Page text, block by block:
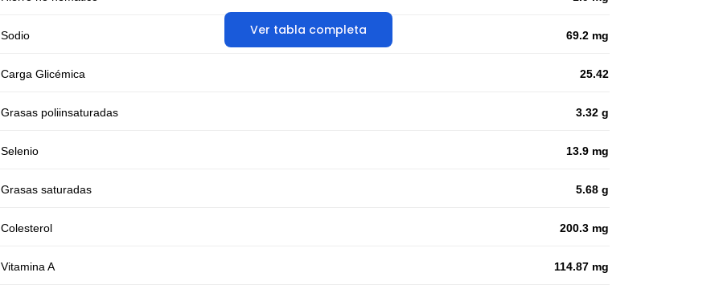
Ver tabla completa
Sodio 69.2 mg
Carga Glicémica 25.42
Grasas poliinsaturadas 3.32 g
Selenio 13.9 mg
Grasas saturadas 5.68 g
Colesterol 200.3 mg
Vitamina A 114.87 mg